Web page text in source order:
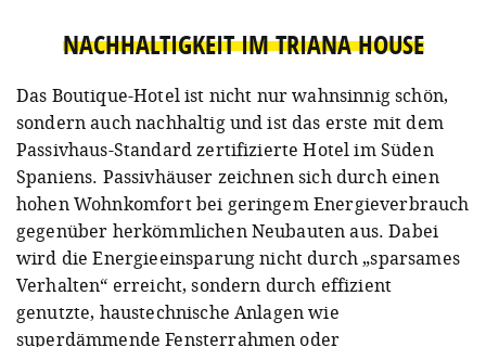
NACHHALTIGKEIT IM TRIANA HOUSE
Das Boutique-Hotel ist nicht nur wahnsinnig schön,
sondern auch nachhaltig und ist das erste mit dem
Passivhaus-Standard zertifizierte Hotel im Süden
Spaniens. Passivhäuser zeichnen sich durch einen
hohen Wohnkomfort bei geringem Energieverbrauch
gegenüber herkömmlichen Neubauten aus. Dabei
wird die Energieeinsparung nicht durch „sparsames
Verhalten“ erreicht, sondern durch effizient
genutzte, haustechnische Anlagen wie
superdämmende Fensterrahmen oder